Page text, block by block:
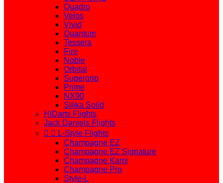
Quadro
Velos
Vivid
Quantum
Tessera
Fire
Noble
Orbital
Supergrip
Prime
NX90
Silika Solid
HiDarts Flights
Jack Daniels Flights
  L-Style Flights
Champagne EZ
Champagne EZ Signature
Champagne Kami
Champagne Pro
Style-L